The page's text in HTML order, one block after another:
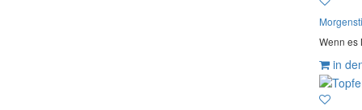
Wenn es
in